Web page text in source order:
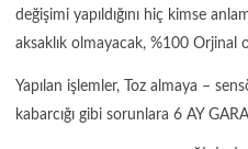
değişimi yapıldığını hiç kimse
aksaklık olmayacak, %100 Orjinal
Yapılan işlemler, Toz almaya –
kabarcığı gibi sorunlara 6 AY